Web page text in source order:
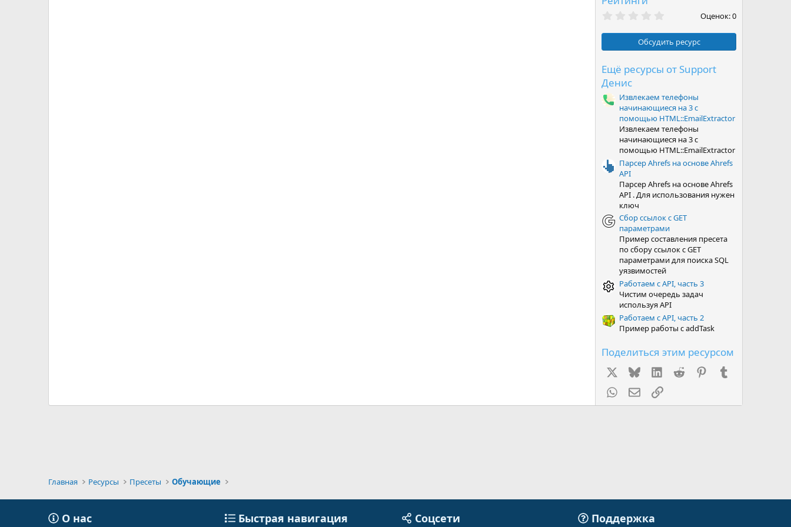
0
0
з
ё
з
Оценок: 0
Обсудить ресурс
Ещё ресурсы от Support
Денис
Извлекаем телефоны
начинающиеся на 3 с
помощью HTML::EmailExtractor
Извлекаем телефоны
начинающиеся на 3 с
помощью HTML::EmailExtractor
Парсер Ahrefs на основе Ahrefs
API
Парсер Ahrefs на основе Ahrefs
API . Для использования нужен
ключ
Сбор ссылок с GET
параметрами
Пример составления пресета
по сбору ссылок с GET
параметрами для поиска SQL
уязвимостей
Работаем с API, часть 3
Чистим очередь задач
используя API
Работаем с API, часть 2
Пример работы с addTask
Поделиться этим ресурсом
BlueskyLinkedInReddit Pinterest
WhatsAppЭлектронная почта
Ссылка
Главная Ресурсы Пресеты Обучающие
О нас Быстрая навигация Соцсети Поддержка